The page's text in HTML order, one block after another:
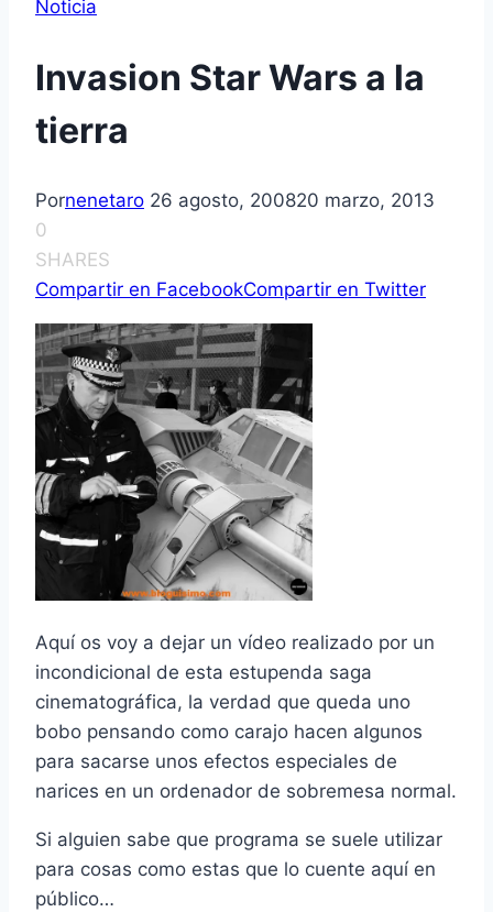
Noticia
Invasion Star Wars a la
tierra
Pornenetaro 26 agosto, 200820 marzo, 2013
0
SHARES
Compartir en FacebookCompartir en Twitter
Aquí­ os voy a dejar un ví­deo realizado por un
incondicional de esta estupenda saga
cinematográfica, la verdad que queda uno
bobo pensando como carajo hacen algunos
para sacarse unos efectos especiales de
narices en un ordenador de sobremesa normal.
Si alguien sabe que programa se suele utilizar
para cosas como estas que lo cuente aquí­ en
público…